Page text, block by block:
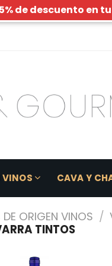
VINOS CAVA Y
ORIGEN VINOS /
TINTOS
5% de descuento en